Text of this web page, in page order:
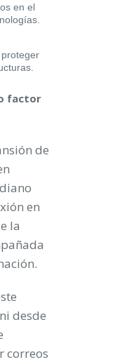
en el
factor
de
en
la
desde
correos